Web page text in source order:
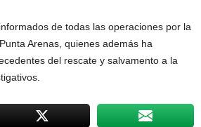
de todas las operaciones por la
Arenas, quienes además ha
del rescate y salvamento a la